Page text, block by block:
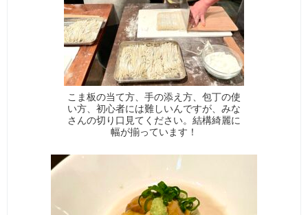
こま板の当て方、手の添え方、包丁の使
い方、初心者には難しいんですが、みな
さんの切り口見てください。結構綺麗に
幅が揃っています！